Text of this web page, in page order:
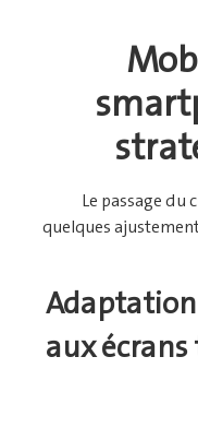
Le passage du
quelques
aux